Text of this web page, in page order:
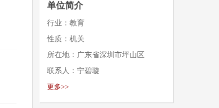
单位简介
行业：教育
性质：机关
所在地：广东省深圳市坪山区
联系人：宁碧璇
更多>>